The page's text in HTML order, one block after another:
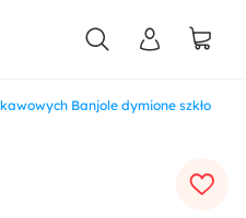
Banjole dymione szkło